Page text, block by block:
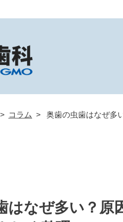
コラム 奥歯の虫歯はなぜ多
はなぜ多い？原